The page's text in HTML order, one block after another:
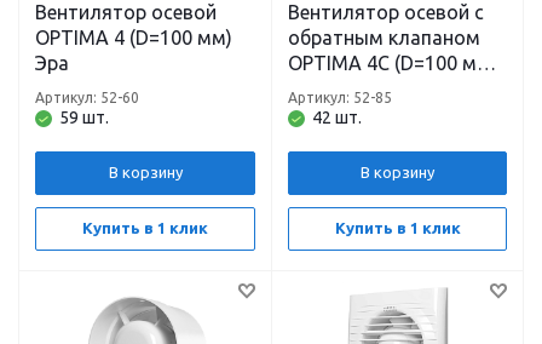
Вентилятор осевой
OPTIMA 4 (D=100 мм)
Эра
59 шт.
Артикул: 52-60
В корзину
Купить в 1 клик
Вентилятор осевой с
обратным клапаном
OPTIMA 4С (D=100 мм)
Эра
42 шт.
Артикул: 52-85
В корзину
Купить в 1 клик